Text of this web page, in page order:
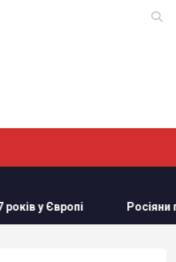
Росіяни просунулися у